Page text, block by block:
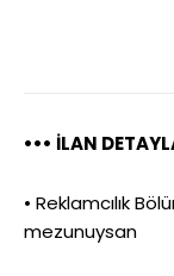
••• İLAN
• Reklamcılık
mezunuysan